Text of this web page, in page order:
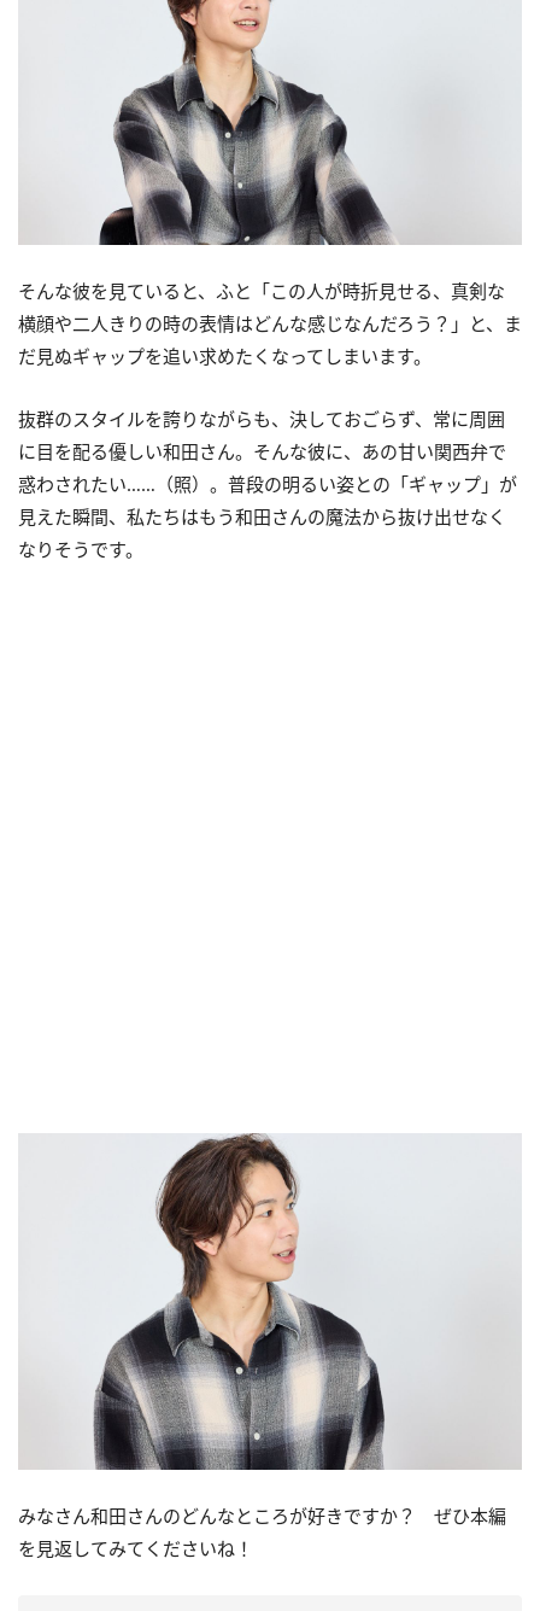
そんな彼を見ていると、ふと「この人が時折見せる、真剣な
横顔や二人きりの時の表情はどんな感じなんだろう？」と、ま
だ見ぬギャップを追い求めたくなってしまいます。
抜群のスタイルを誇りながらも、決しておごらず、常に周囲
に目を配る優しい和田さん。そんな彼に、あの甘い関西弁で
惑わされたい……（照）。普段の明るい姿との「ギャップ」が
見えた瞬間、私たちはもう和田さんの魔法から抜け出せなく
なりそうです。
みなさん和田さんのどんなところが好きですか？ ぜひ本編
を見返してみてくださいね！